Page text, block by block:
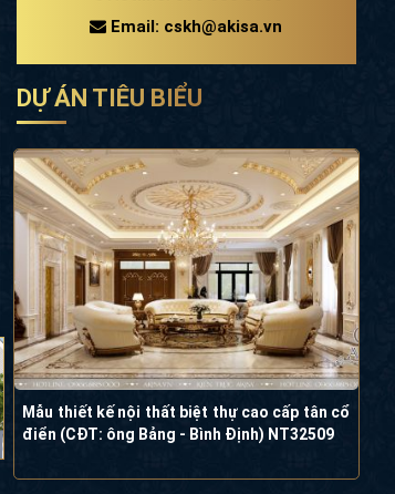
Email: cskh@akisa.vn
DỰ ÁN TIÊU BIỂU
Mẫu thiết kế nội thất biệt thự cao cấp tân cổ
điển (CĐT: ông Bảng - Bình Định) NT32509